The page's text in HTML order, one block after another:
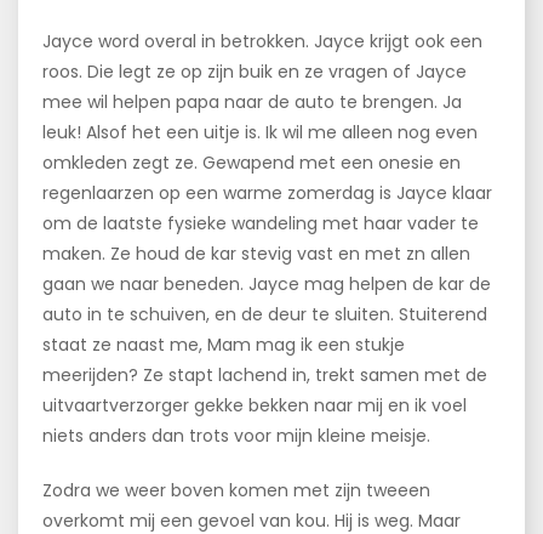
Jayce word overal in betrokken. Jayce krijgt ook een
roos. Die legt ze op zijn buik en ze vragen of Jayce
mee wil helpen papa naar de auto te brengen. Ja
leuk! Alsof het een uitje is. Ik wil me alleen nog even
omkleden zegt ze. Gewapend met een onesie en
regenlaarzen op een warme zomerdag is Jayce klaar
om de laatste fysieke wandeling met haar vader te
maken. Ze houd de kar stevig vast en met zn allen
gaan we naar beneden. Jayce mag helpen de kar de
auto in te schuiven, en de deur te sluiten. Stuiterend
staat ze naast me, Mam mag ik een stukje
meerijden? Ze stapt lachend in, trekt samen met de
uitvaartverzorger gekke bekken naar mij en ik voel
niets anders dan trots voor mijn kleine meisje.
Zodra we weer boven komen met zijn tweeen
overkomt mij een gevoel van kou. Hij is weg. Maar